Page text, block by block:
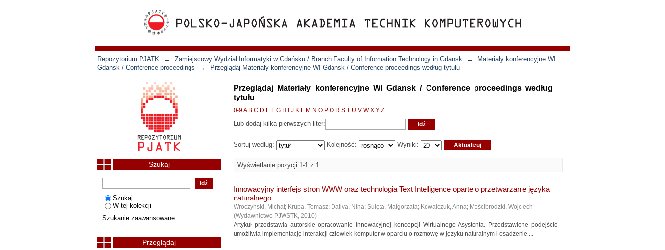
Repozytorium PJATK → Zamiejscowy Wydział Informatyki w Gdańsku / Branch Faculty of Information Technology in Gdansk →
Materiały konferencyjne WI
Gdansk / Conference proceedings
→ Przeglądaj Materiały konferencyjne WI Gdansk / Conference proceedings według tytułu
Przeglądaj Materiały konferencyjne WI Gdansk / Conference proceedings według
tytułu
0-9A B C D E F G H J K L M N O P Q R S T U V W X Y Z
Lub dodaj kilka pierwszych liter:
Sortuj według: Kolejność: Wyniki:
Wyświetlanie pozycji 1-1 z 1
Innowacyjny interfejs stron WWW oraz technologia Text Intelligence oparte o przetwarzanie języka
naturalnego
Wroczyński, Michał; Krupa, Tomasz; Daliva, Nina; Sulęta, Małgorzata; Kowalczuk, Anna; Mościbrodzki, Wojciech
(Wydawnictwo PJWSTK, 2010)
Artykuł przedstawia autorskie opracowanie innowacyjnej koncepcji Wirtualnego Asystenta. Przedstawione podejście
umożliwia implementację interakcji człowiek-komputer w oparciu o rozmowę w języku naturalnym i osadzenie ...
Szukaj
Szukaj
W tej kolekcji
Szukanie zaawansowane
Przeglądaj